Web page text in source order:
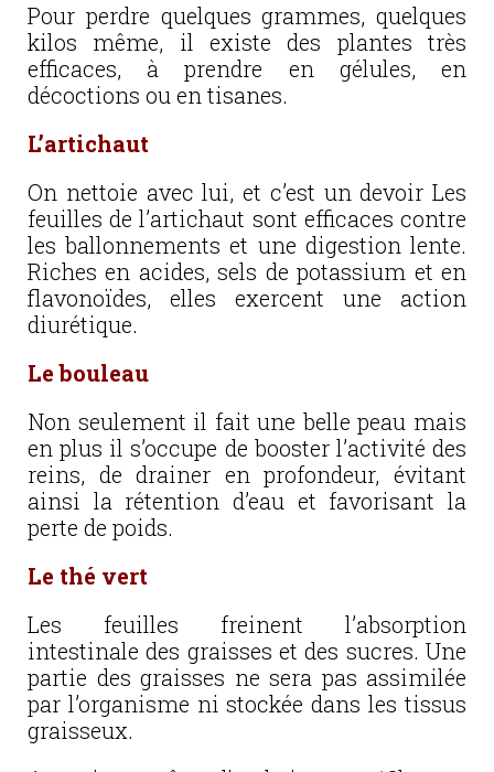
Pour perdre quelques grammes, quelques
kilos même, il existe des plantes très
efficaces, à prendre en gélules, en
décoctions ou en tisanes.
L’artichaut
On nettoie avec lui, et c’est un devoir Les
feuilles de l’artichaut sont efficaces contre
les ballonnements et une digestion lente.
Riches en acides, sels de potassium et en
flavonoïdes, elles exercent une action
diurétique.
Le bouleau
Non seulement il fait une belle peau mais
en plus il s’occupe de booster l’activité des
reins, de drainer en profondeur, évitant
ainsi la rétention d’eau et favorisant la
perte de poids.
Le thé vert
Les feuilles freinent l’absorption
intestinale des graisses et des sucres. Une
partie des graisses ne sera pas assimilée
par l’organisme ni stockée dans les tissus
graisseux.